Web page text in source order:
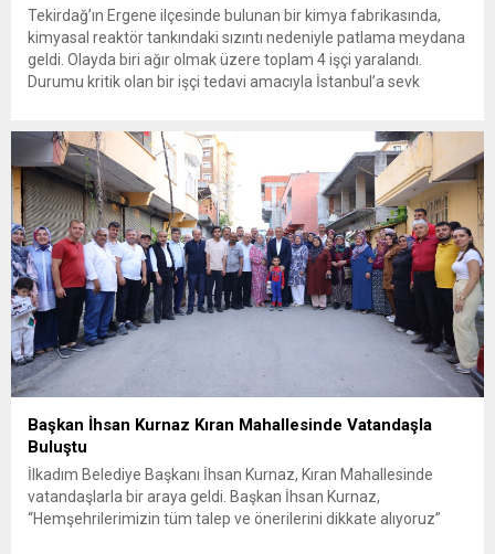
Tekirdağ’ın Ergene ilçesinde bulunan bir kimya fabrikasında,
kimyasal reaktör tankındaki sızıntı nedeniyle patlama meydana
geldi. Olayda biri ağır olmak üzere toplam 4 işçi yaralandı.
Durumu kritik olan bir işçi tedavi amacıyla İstanbul’a sevk
ilçesine...
Başkan İhsan Kurnaz Kıran Mahallesinde Vatandaşla
Buluştu
İlkadım Belediye Başkanı İhsan Kurnaz, Kıran Mahallesinde
vatandaşlarla bir araya geldi. Başkan İhsan Kurnaz,
“Hemşehrilerimizin tüm talep ve önerilerini dikkate alıyoruz”